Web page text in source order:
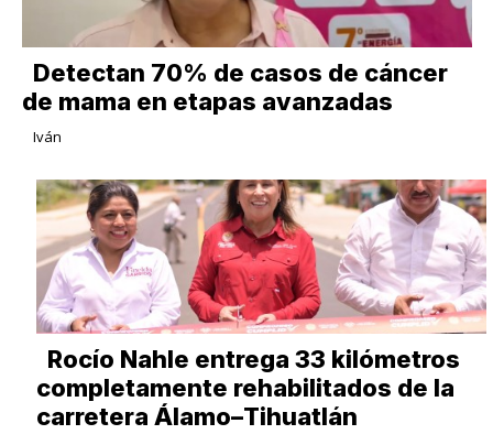
Detectan 70% de casos de cáncer
de mama en etapas avanzadas
Iván
Rocío Nahle entrega 33 kilómetros
completamente rehabilitados de la
carretera Álamo–Tihuatlán